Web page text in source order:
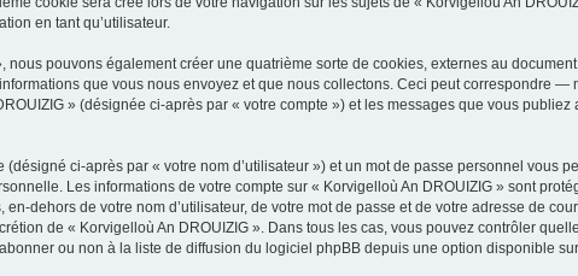
en tant qu’utilisateur.
nous pouvons également créer une quatrième sorte de cookies, externes au
que vous nous envoyez et que nous collectons. Ceci peut correspondre
» (désignée ci-après par « votre compte ») et les messages que vous
ci-après par « votre nom d’utilisateur ») et un mot de passe personnel vous
Les informations de votre compte sur « Korvigelloù An DROUIZIG » sont
dehors de votre nom d’utilisateur, de votre mot de passe et de votre adresse de
de « Korvigelloù An DROUIZIG ». Dans tous les cas, vous pouvez contrôler
ou non à la liste de diffusion du logiciel phpBB depuis une option disponible sur